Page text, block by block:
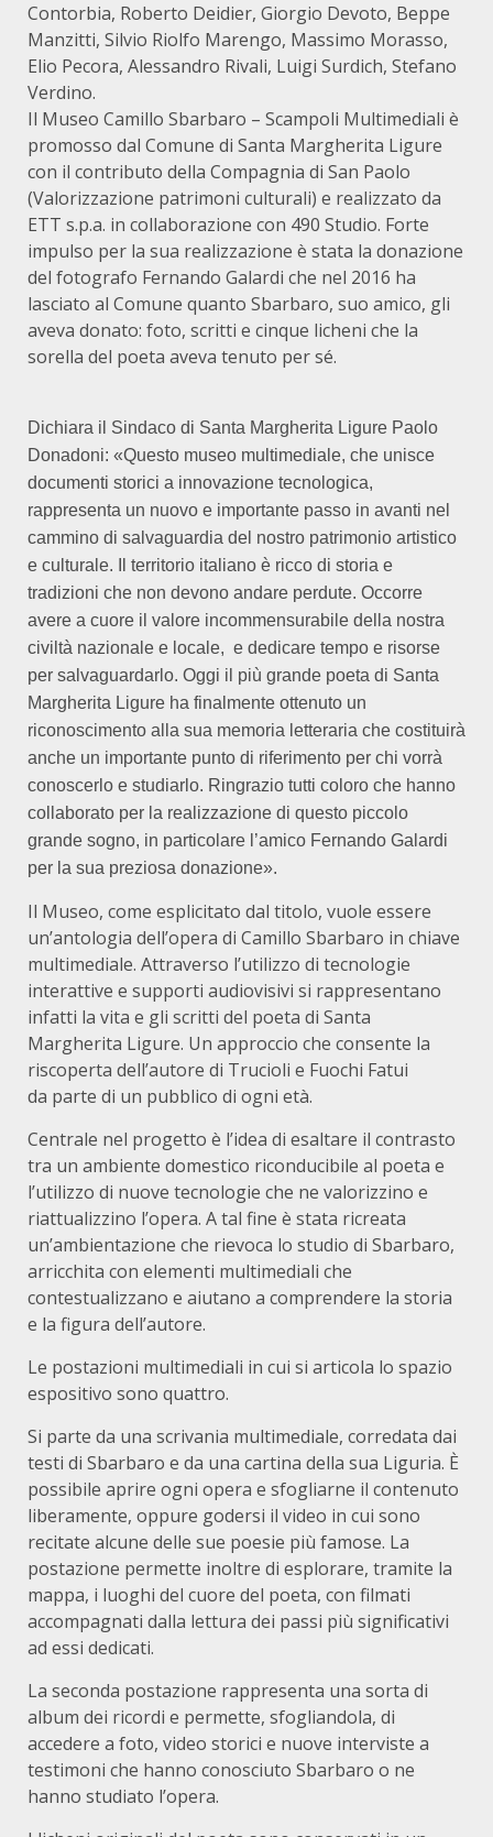
Contorbia, Roberto Deidier, Giorgio Devoto, Beppe
Manzitti, Silvio Riolfo Marengo, Massimo Morasso,
Elio Pecora, Alessandro Rivali, Luigi Surdich, Stefano
Verdino.
Il Museo Camillo Sbarbaro – Scampoli Multimediali è
promosso dal Comune di Santa Margherita Ligure
con il contributo della Compagnia di San Paolo
(Valorizzazione patrimoni culturali) e realizzato da
ETT s.p.a. in collaborazione con 490 Studio. Forte
impulso per la sua realizzazione è stata la donazione
del fotografo Fernando Galardi che nel 2016 ha
lasciato al Comune quanto Sbarbaro, suo amico, gli
aveva donato: foto, scritti e cinque licheni che la
sorella del poeta aveva tenuto per sé.
Dichiara il Sindaco di Santa Margherita Ligure Paolo
Donadoni: «Questo museo multimediale, che unisce
documenti storici a innovazione tecnologica,
rappresenta un nuovo e importante passo in avanti nel
cammino di salvaguardia del nostro patrimonio artistico
e culturale. Il territorio italiano è ricco di storia e
tradizioni che non devono andare perdute. Occorre
avere a cuore il valore incommensurabile della nostra
civiltà nazionale e locale, e dedicare tempo e risorse
per salvaguardarlo. Oggi il più grande poeta di Santa
Margherita Ligure ha finalmente ottenuto un
riconoscimento alla sua memoria letteraria che costituirà
anche un importante punto di riferimento per chi vorrà
conoscerlo e studiarlo. Ringrazio tutti coloro che hanno
collaborato per la realizzazione di questo piccolo
grande sogno, in particolare l’amico Fernando Galardi
per la sua preziosa donazione».
Il Museo, come esplicitato dal titolo, vuole essere
un’antologia dell’opera di Camillo Sbarbaro in chiave
multimediale. Attraverso l’utilizzo di tecnologie
interattive e supporti audiovisivi si rappresentano
infatti la vita e gli scritti del poeta di Santa
Margherita Ligure. Un approccio che consente la
riscoperta dell’autore di Trucioli e Fuochi Fatui
da parte di un pubblico di ogni età.
Centrale nel progetto è l’idea di esaltare il contrasto
tra un ambiente domestico riconducibile al poeta e
l’utilizzo di nuove tecnologie che ne valorizzino e
riattualizzino l’opera. A tal fine è stata ricreata
un’ambientazione che rievoca lo studio di Sbarbaro,
arricchita con elementi multimediali che
contestualizzano e aiutano a comprendere la storia
e la figura dell’autore.
Le postazioni multimediali in cui si articola lo spazio
espositivo sono quattro.
Si parte da una scrivania multimediale, corredata dai
testi di Sbarbaro e da una cartina della sua Liguria. È
possibile aprire ogni opera e sfogliarne il contenuto
liberamente, oppure godersi il video in cui sono
recitate alcune delle sue poesie più famose. La
postazione permette inoltre di esplorare, tramite la
mappa, i luoghi del cuore del poeta, con filmati
accompagnati dalla lettura dei passi più significativi
ad essi dedicati.
La seconda postazione rappresenta una sorta di
album dei ricordi e permette, sfogliandola, di
accedere a foto, video storici e nuove interviste a
testimoni che hanno conosciuto Sbarbaro o ne
hanno studiato l’opera.